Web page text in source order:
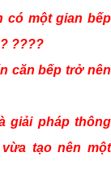
có một gian bếp
????
căn bếp trở nên
giải pháp thông
tạo nên một